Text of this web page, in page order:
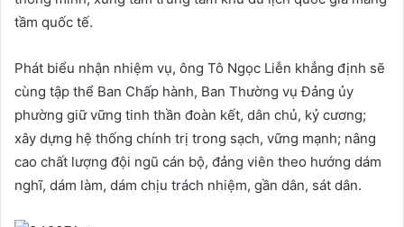
tầm quốc tế.
Phát biểu nhận nhiệm vụ, ông Tô Ngọc Liễn khẳng định sẽ
cùng tập thể Ban Chấp hành, Ban Thường vụ Đảng ủy
phường giữ vững tinh thần đoàn kết, dân chủ, kỷ cương;
xây dựng hệ thống chính trị trong sạch, vững mạnh; nâng
cao chất lượng đội ngũ cán bộ, đảng viên theo hướng dám
nghĩ, dám làm, dám chịu trách nhiệm, gần dân, sát dân.